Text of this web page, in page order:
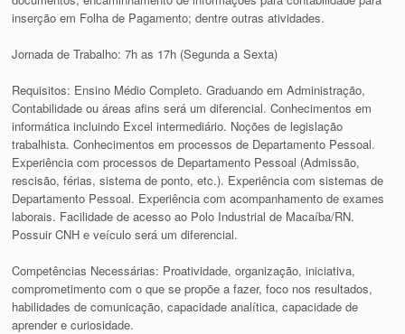
inserção em Folha de Pagamento; dentre outras atividades.
Jornada de Trabalho: 7h as 17h (Segunda a Sexta)
Requisitos: Ensino Médio Completo. Graduando em Administração,
Contabilidade ou áreas afins será um diferencial. Conhecimentos em
informática incluindo Excel intermediário. Noções de legislação
trabalhista. Conhecimentos em processos de Departamento Pessoal.
Experiência com processos de Departamento Pessoal (Admissão,
rescisão, férias, sistema de ponto, etc.). Experiência com sistemas de
Departamento Pessoal. Experiência com acompanhamento de exames
laborais. Facilidade de acesso ao Polo Industrial de Macaíba/RN.
Possuir CNH e veículo será um diferencial.
Competências Necessárias: Proatividade, organização, iniciativa,
comprometimento com o que se propõe a fazer, foco nos resultados,
habilidades de comunicação, capacidade analítica, capacidade de
aprender e curiosidade.